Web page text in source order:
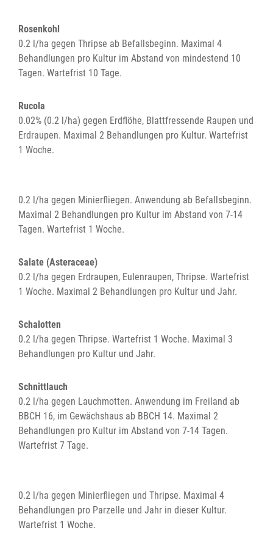
Rosenkohl
0.2 l/ha gegen Thripse ab Befallsbeginn. Maximal 4
Behandlungen pro Kultur im Abstand von mindestend 10
Tagen. Wartefrist 10 Tage.
Rucola
0.02% (0.2 l/ha) gegen Erdflöhe, Blattfressende Raupen und
Erdraupen. Maximal 2 Behandlungen pro Kultur. Wartefrist
1 Woche.
0.2 l/ha gegen Minierfliegen. Anwendung ab Befallsbeginn.
Maximal 2 Behandlungen pro Kultur im Abstand von 7-14
Tagen. Wartefrist 1 Woche.
Salate (Asteraceae)
0.2 l/ha gegen Erdraupen, Eulenraupen, Thripse. Wartefrist
1 Woche. Maximal 2 Behandlungen pro Kultur und Jahr.
Schalotten
0.2 l/ha gegen Thripse. Wartefrist 1 Woche. Maximal 3
Behandlungen pro Kultur und Jahr.
Schnittlauch
0.2 l/ha gegen Lauchmotten. Anwendung im Freiland ab
BBCH 16, im Gewächshaus ab BBCH 14. Maximal 2
Behandlungen pro Kultur im Abstand von 7-14 Tagen.
Wartefrist 7 Tage.
0.2 l/ha gegen Minierfliegen und Thripse. Maximal 4
Behandlungen pro Parzelle und Jahr in dieser Kultur.
Wartefrist 1 Woche.